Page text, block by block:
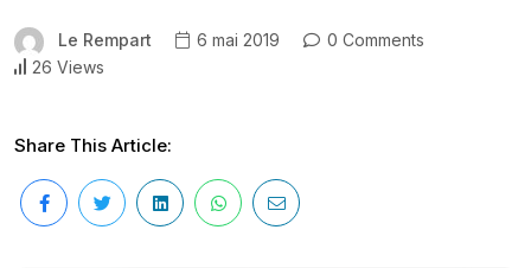
Le Rempart 6 mai 2019
0 Comments
26 Views
Share This Article: